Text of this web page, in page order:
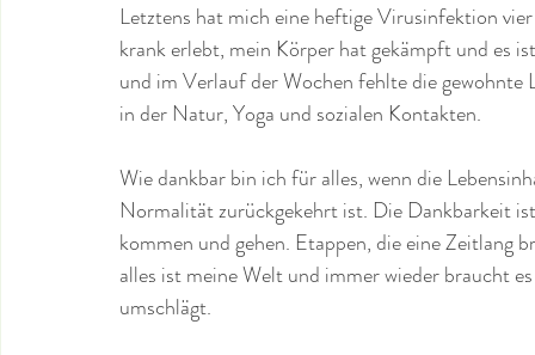
Letztens hat mich eine heftige Virusinfektion
krank erlebt, mein Körper hat gekämpft und es
und im Verlauf der Wochen fehlte die gewohnte
in der Natur, Yoga und sozialen Kontakten.
Wie dankbar bin ich für alles, wenn die
Normalität zurückgekehrt ist. Die Dankbarkeit
kommen und gehen. Etappen, die eine Zeitlang
alles ist meine Welt und immer wieder braucht
umschlägt.